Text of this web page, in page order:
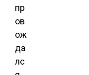
пр
ов
ож
да
лс